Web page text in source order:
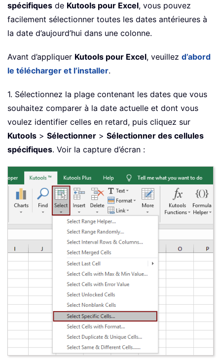
spécifiques de Kutools pour Excel, vous pouvez
facilement sélectionner toutes les dates antérieures à
la date d’aujourd’hui dans une colonne.
Avant d’appliquer Kutools pour Excel, veuillez d’abord
le télécharger et l’installer.
1. Sélectionnez la plage contenant les dates que vous
souhaitez comparer à la date actuelle et dont vous
voulez identifier celles en retard, puis cliquez sur
Kutools > Sélectionner > Sélectionner des cellules
spécifiques. Voir la capture d’écran :